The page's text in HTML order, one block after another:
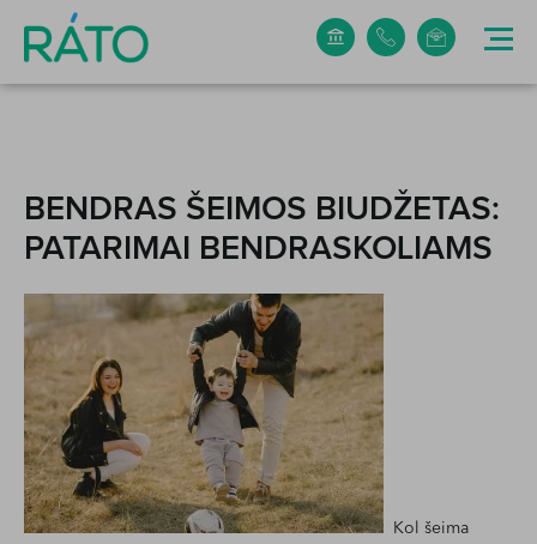
+370 5 265 0304 info@rato.lt
BENDRAS ŠEIMOS BIUDŽETAS:
PATARIMAI BENDRASKOLIAMS
Kol šeima